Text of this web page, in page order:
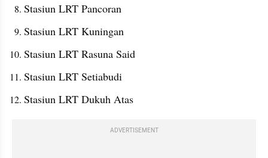
Stasiun LRT Pancoran
Stasiun LRT Kuningan
Stasiun LRT Rasuna Said
Stasiun LRT Setiabudi
Stasiun LRT Dukuh Atas
ADVERTISEMENT